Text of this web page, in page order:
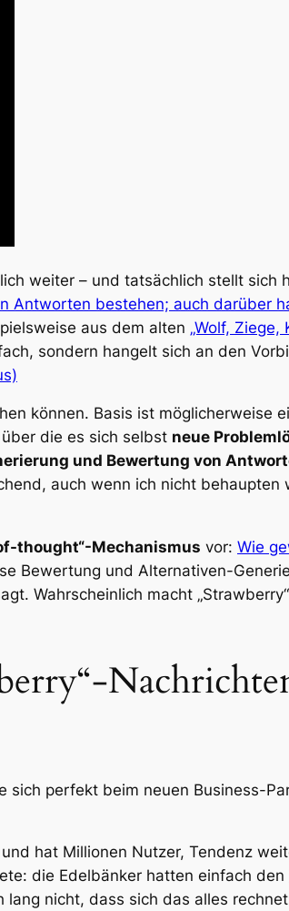
weiter – und tatsächlich stellt sich
Antworten bestehen; auch darüber
aus dem alten „Wolf, Ziege,
sondern hangelt sich an den
können. Basis ist möglicherweise
die es sich selbst neue
und Bewertung von
auch wenn ich nicht
thought“-Mechanismus vor: Wie
Bewertung und Alternativen-
Wahrscheinlich macht
sich perfekt beim neuen Business-
hat Millionen Nutzer, Tendenz
die Edelbänker hatten einfach den
lang nicht, dass sich das alles